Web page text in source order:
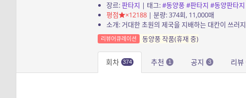
장르:판타지 | 태그:#동양풍#판타지 #동양판타지
평점
×12188| 분량: 374회, 11,000매
리뷰어큐레이션 동양풍 작품(휴재 중)
회차 374 추천 1 공지 3 리뷰